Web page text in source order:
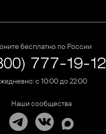
бесплатно по России
777-19-12
с 10:00 до 22:00
Наши сообщества